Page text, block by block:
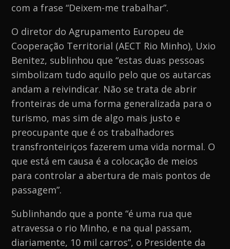
com a frase “Deixem-me trabalhar”.
O diretor do Agrupamento Europeu de
Cooperação Territorial (AECT Rio Minho), Uxio
Benitez, sublinhou que “estas duas pessoas
simbolizam tudo aquilo pelo que os autarcas
andam a reivindicar. Não se trata de abrir
fronteiras de uma forma generalizada para o
turismo, mas sim de algo mais justo e
preocupante que é os trabalhadores
transfronteiriços fazerem uma vida normal. O
que está em causa é a colocação de meios
para controlar a abertura de mais pontos de
passagem”.
Sublinhando que a ponte “é uma rua que
atravessa o rio Minho, e na qual passam,
diariamente, 10 mil carros”, o Presidente da